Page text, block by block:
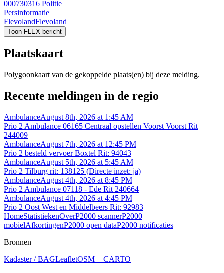
000730316 Politie
Persinformatie
FlevolandFlevoland
Toon FLEX bericht
Plaatskaart
Polygoonkaart van de gekoppelde plaats(en) bij deze melding.
Recente meldingen in de regio
AmbulanceAugust 8th, 2026 at 1:45 AM
Prio 2 Ambulance 06165 Centraal opstellen Voorst Voorst Rit
244009
AmbulanceAugust 7th, 2026 at 12:45 PM
Prio 2 besteld vervoer Boxtel Rit: 94043
AmbulanceAugust 5th, 2026 at 5:45 AM
Prio 2 Tilburg rit: 138125 (Directe inzet: ja)
AmbulanceAugust 4th, 2026 at 8:45 PM
Prio 2 Ambulance 07118 - Ede Rit 240664
AmbulanceAugust 4th, 2026 at 4:45 PM
Prio 2 Oost West en Middelbeers Rit: 92983
HomeStatistiekenOverP2000 scannerP2000
mobielAfkortingenP2000 open dataP2000 notificaties
Bronnen
Kadaster / BAGLeafletOSM + CARTO